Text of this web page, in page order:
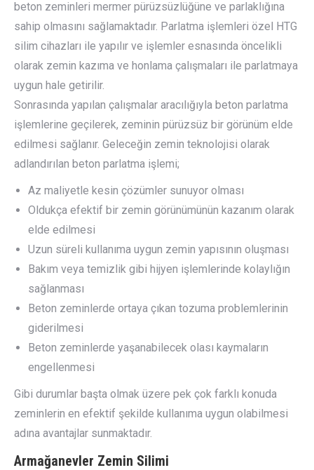
beton zeminleri mermer pürüzsüzlüğüne ve parlaklığına
sahip olmasını sağlamaktadır. Parlatma işlemleri özel HTG
silim cihazları ile yapılır ve işlemler esnasında öncelikli
olarak zemin kazıma ve honlama çalışmaları ile parlatmaya
uygun hale getirilir.
Sonrasında yapılan çalışmalar aracılığıyla beton parlatma
işlemlerine geçilerek, zeminin pürüzsüz bir görünüm elde
edilmesi sağlanır. Geleceğin zemin teknolojisi olarak
adlandırılan beton parlatma işlemi;
Az maliyetle kesin çözümler sunuyor olması
Oldukça efektif bir zemin görünümünün kazanım olarak
elde edilmesi
Uzun süreli kullanıma uygun zemin yapısının oluşması
Bakım veya temizlik gibi hijyen işlemlerinde kolaylığın
sağlanması
Beton zeminlerde ortaya çıkan tozuma problemlerinin
giderilmesi
Beton zeminlerde yaşanabilecek olası kaymaların
engellenmesi
Gibi durumlar başta olmak üzere pek çok farklı konuda
zeminlerin en efektif şekilde kullanıma uygun olabilmesi
adına avantajlar sunmaktadır.
Armağanevler Zemin Silimi